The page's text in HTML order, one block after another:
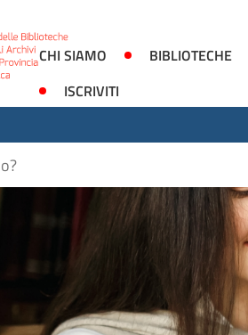
CHI SIAMO BIBLIOTECHE
ISCRIVITI